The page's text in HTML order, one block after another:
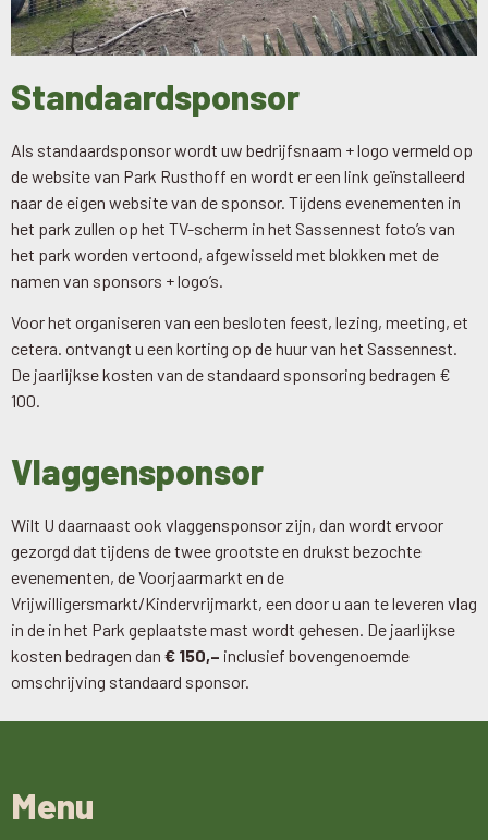
Standaardsponsor
Als standaardsponsor wordt uw bedrijfsnaam + logo vermeld op
de website van Park Rusthoff en wordt er een link geïnstalleerd
naar de eigen website van de sponsor. Tijdens evenementen in
het park zullen op het TV-scherm in het Sassennest foto’s van
het park worden vertoond, afgewisseld met blokken met de
namen van sponsors + logo’s.
Voor het organiseren van een besloten feest, lezing, meeting, et
cetera. ontvangt u een korting op de huur van het Sassennest.
De jaarlijkse kosten van de standaard sponsoring bedragen €
100.
Vlaggensponsor
Wilt U daarnaast ook vlaggensponsor zijn, dan wordt ervoor
gezorgd dat tijdens de twee grootste en drukst bezochte
evenementen, de Voorjaarmarkt en de
Vrijwilligersmarkt/Kindervrijmarkt, een door u aan te leveren vlag
in de in het Park geplaatste mast wordt gehesen. De jaarlijkse
kosten bedragen dan € 150,– inclusief bovengenoemde
omschrijving standaard sponsor.
Menu